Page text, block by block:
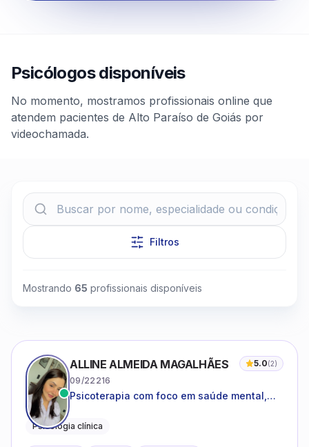
Psicólogos disponíveis
No momento, mostramos profissionais online que
atendem pacientes de Alto Paraíso de Goiás por
videochamada.
Filtros
Mostrando 65 profissionais disponíveis
ALLINE ALMEIDA MAGALHÃES 5.0(2)
09/22216
Psicoterapia com foco em saúde mental,
adolescentes e adultos.
Psicologia clínica